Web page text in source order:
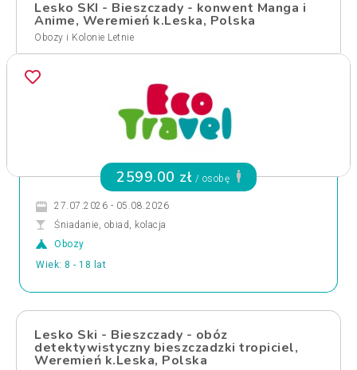
Lesko SKI - Bieszczady - konwent Manga i
Anime, Weremień k.Leska, Polska
Obozy i Kolonie Letnie
2599.00 zł / osobę
27.07.2026 - 05.08.2026
Śniadanie, obiad, kolacja
Obozy
Wiek: 8 - 18 lat
Lesko Ski - Bieszczady - obóz
detektywistyczny bieszczadzki tropiciel,
Weremień k.Leska, Polska